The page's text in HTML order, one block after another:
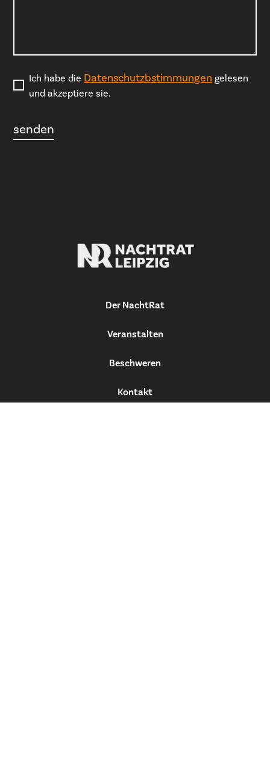
Ich habe die Datenschutzbstimmungen gelesen
und akzeptiere sie.
Der NachtRat
Veranstalten
Beschweren
Kontakt